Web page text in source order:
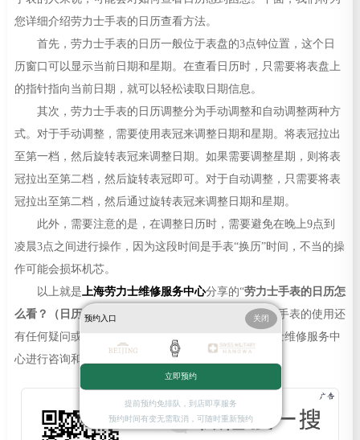
您详细介绍劳力士手表的日历查看方法。
首先，劳力士手表的日历一般位于表盘的3点钟位置，这个日
历窗口可以显示当前日期和星期。在查看日历时，只需要将表盘上
的指针指向当前日期，就可以轻松读取日期信息。
其次，劳力士手表的日历调整分为手动调整和自动调整两种方
式。对于手动调整，需要使用表冠来调整日期和星期。将表冠拉出
至第一档，然后旋转表冠来调整日期。如果需要调整星期，则将表
冠拉出至第二档，然后旋转表冠即可。对于自动调整，只需要将表
冠拉出至第二档，然后通过旋转表冠来调整日期和星期。
此外，需要注意的是，在调整日历时，需要避免在晚上9点到
凌晨3点之间进行操作，因为这段时间是手表“换历”时间，不当的操
作可能会损坏机芯。
以上就是上海劳力士维修服务中心分享的“劳力士手表的日历怎
么看？（日历使用教程）
”相关内容，最后，如果您对手表的使用还
有任何疑问或需要进一步的帮助，建议咨询上海劳力士维修服务中
心进行咨询和维修。
预约入口 关闭
立即预约
提前预约免排队，到店即享服务
预约时间有变无需取消，可随时重新预约